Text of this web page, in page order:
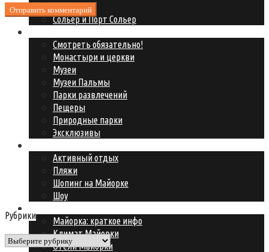
Сант Эльм
Сольер и Порт Сольер
Смотреть обязательно!
Монастыри и церкви
Музеи
Музеи Пальмы
Парки развлечений
Пещеры
Природные парки
Эксклюзивы
Активный отдых
Пляжи
Шопинг на Майорке
Шоу
Майорка: краткое инфо
Климат Майорки
Отели Майорки
Рубрики
Рубрики